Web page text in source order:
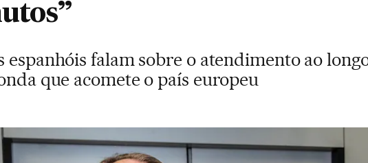
espanhóis falam sobre o atendimento ao
que acomete o país europeu